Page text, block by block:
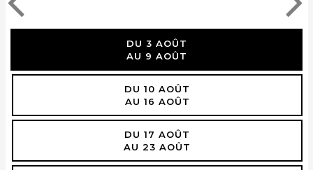
DU 3 AOÛT
AU 9 AOÛT
DU 10 AOÛT
AU 16 AOÛT
DU 17 AOÛT
AU 23 AOÛT